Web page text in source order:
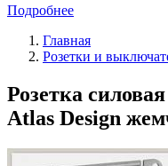
Подробнее
Главная
Розетки и
Розетка
Atlas Design